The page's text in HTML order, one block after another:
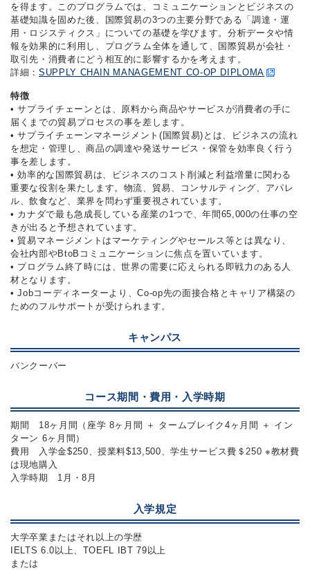
を得ます。このプログラムでは、コミュニケーションとビジネスの
基礎知識を固めた後、国際貿易の3つの主要分野である「調達・運
用・ロジスティクス」についての基礎を学びます。分析データや情
報を効果的に利用し、プログラム全体を通して、国際貿易が会社・
取引先・消費者にどう相互的に影響するかを考えます。
詳細： SUPPLY CHAIN MANAGEMENT CO-OP DIPLOMA
特徴
• サプライチェーンとは、原料から商品やサービスが消費者の手に
届くまでの貿易プロセスの事を差します。
• サプライチェーンマネージメント(国際貿易)とは、ビジネスの流れ
を想定・管理し、商品の調達や発送サービス・保管を効率良く行う
事を差します。
• 効率的な国際貿易は、ビジネスのコスト削減と利益増量に関わる
重要な役割を果たします。物流、貿易、コンサルティング、アパレ
ル、飲食など、業界を問わず重要視されています。
• カナダで最も急成長している産業の1つで、年間65,000の仕事の空
きが出ると予想されています。
• 貿易マネージメントはマーケティングやセールス等とは異なり、
会社内部やBtoBコミュニケーションに焦点を置いています。
• プログラム終了時には、世界の需要に応えられる即戦力のある人
材となります。
• Jobコーディネーターより、Co-op先の面接合格とキャリア構築の
ためのフルサポートが受けられます。
キャンパス
バンクーバー
コース期間・費用・入学時期
期間 18ヶ月間（座学 8ヶ月間 ＋ タームブレイク4ヶ月間 ＋ イン
ターン 6ヶ月間）
費用 入学金$250、授業料$13,500、学生サービス費＄250 ※教材費
は現地購入
入学時期 1月・8月
入学規定
大学卒業またはそれ以上の学歴
IELTS 6.0以上、TOEFL IBT 79以上
または